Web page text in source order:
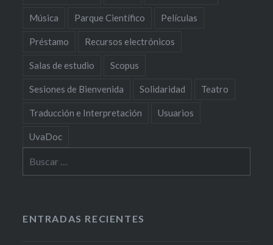
Música Parque Científico Películas
Préstamo Recursos electrónicos
Salas de estudio Scopus
Sesiones de Bienvenida Solidaridad Teatro
Traducción e Interpretación Usuarios
UvaDoc
ENTRADAS RECIENTES